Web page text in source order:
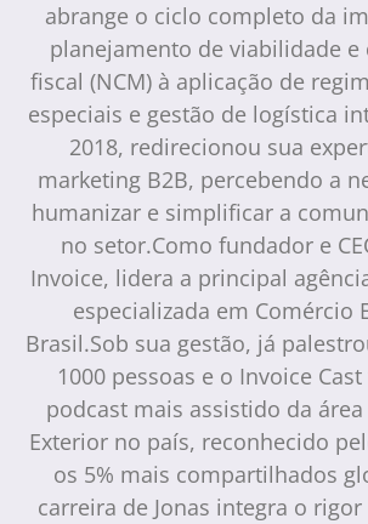
abrange o ciclo completo da
planejamento de viabilidade e
fiscal (NCM) à aplicação de
especiais e gestão de logística
2018, redirecionou sua
marketing B2B, percebendo a
humanizar e simplificar a
no setor.Como fundador e
Invoice, lidera a principal
especializada em Comércio
Brasil.Sob sua gestão, já
1000 pessoas e o Invoice
podcast mais assistido da
Exterior no país, reconhecido
os 5% mais compartilhados
carreira de Jonas integra o